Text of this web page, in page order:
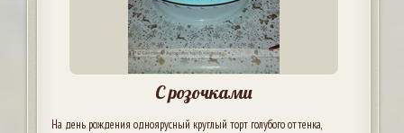
С розочками
На день рождения одноярусный круглый торт голубого оттенка,